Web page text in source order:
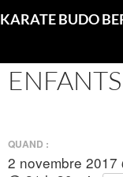
KARATE BUDO
QUAND :
2 novembre 2017